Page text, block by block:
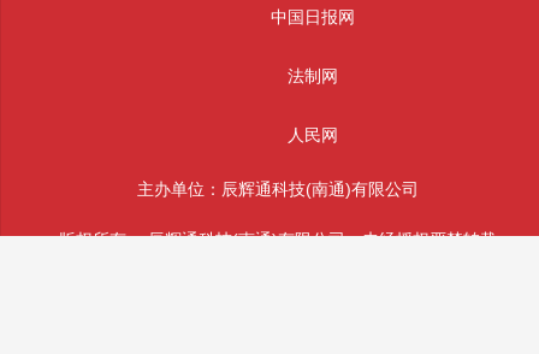
中国日报网
法制网
人民网
主办单位：辰辉通科技(南通)有限公司
版权所有： 辰辉通科技(南通)有限公司 未经授权严禁转载